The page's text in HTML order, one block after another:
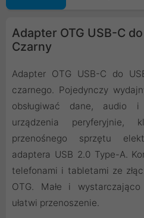
Adapter OTG USB-C
Czarny
Adapter OTG USB-C do
czarnego. Pojedynczy
obsługiwać dane, audio
urządzenia
przenośnego sprzętu
adaptera USB 2.0 Type-A.
telefonami i tabletami ze
OTG. Małe i
ułatwi przenoszenie.